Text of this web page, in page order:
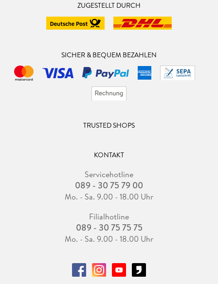
ZUGESTELLT DURCH
SICHER & BEQUEM BEZAHLEN
TRUSTED SHOPS
KONTAKT
Servicehotline
089 - 30 75 79 00
Mo. - Sa. 9.00 - 18.00 Uhr
Filialhotline
089 - 30 75 75 75
Mo. - Sa. 9.00 - 18.00 Uhr